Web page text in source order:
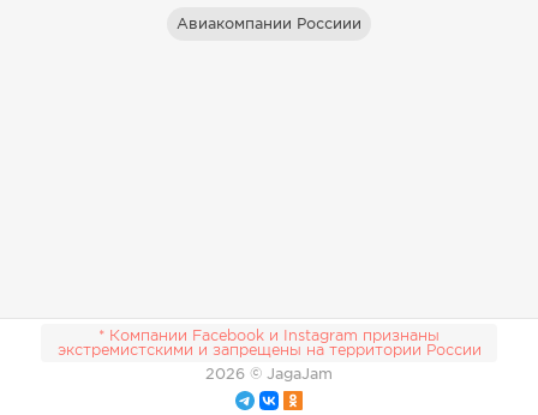
Авиакомпании Россиии
* Компании Facebook и Instagram признаны
экстремистскими и запрещены на территории России
2026 © JagaJam